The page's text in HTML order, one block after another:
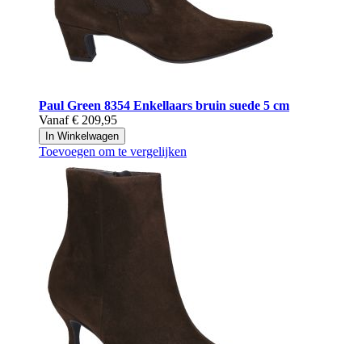
Paul Green 8354 Enkellaars bruin suede 5 cm
Vanaf € 209,95
In Winkelwagen
Toevoegen om te vergelijken